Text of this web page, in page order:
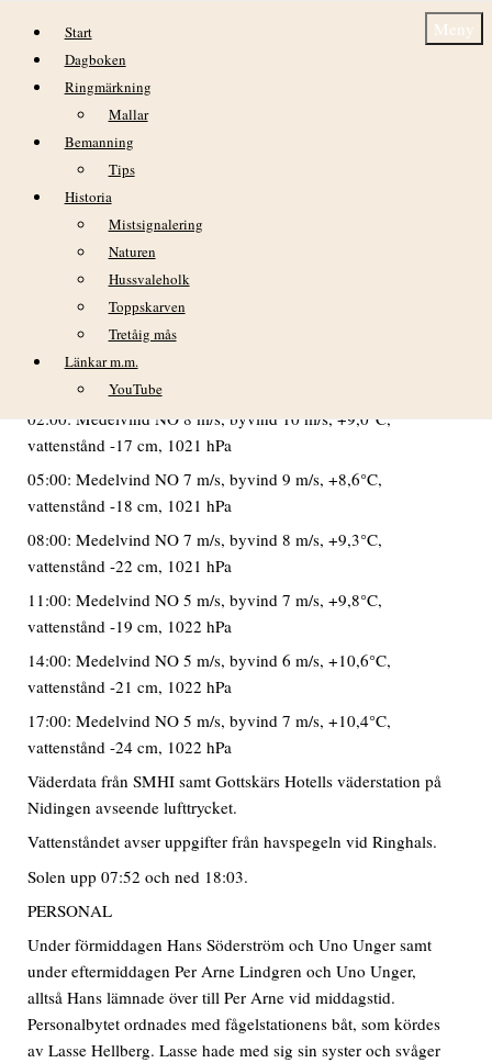
Hoppa till innehåll Meny
Start
Dagboken
Ringmärkning
Mallar
Bemanning
Tips
Historia
Mistsignalering
Naturen
Hussvaleholk
Toppskarven
Tretåig mås
Länkar m.m.
YouTube
lördag 17 oktober
DAGBOK NIDINGENS FÅGELSTATION – 2015
Efter en helmulen natt följde en mulen och gråtrist dag.
Måttlig till ganska dålig sikt och kusten innanför Nidingen
kunde tidvis knappt skönjas.
02:00: Medelvind NO 8 m/s, byvind 10 m/s, +9,0°C,
vattenstånd -17 cm, 1021 hPa
05:00: Medelvind NO 7 m/s, byvind 9 m/s, +8,6°C,
vattenstånd -18 cm, 1021 hPa
08:00: Medelvind NO 7 m/s, byvind 8 m/s, +9,3°C,
vattenstånd -22 cm, 1021 hPa
11:00: Medelvind NO 5 m/s, byvind 7 m/s, +9,8°C,
vattenstånd -19 cm, 1022 hPa
14:00: Medelvind NO 5 m/s, byvind 6 m/s, +10,6°C,
vattenstånd -21 cm, 1022 hPa
17:00: Medelvind NO 5 m/s, byvind 7 m/s, +10,4°C,
vattenstånd -24 cm, 1022 hPa
Väderdata från SMHI samt Gottskärs Hotells väderstation på
Nidingen avseende lufttrycket.
Vattenståndet avser uppgifter från havspegeln vid Ringhals.
Solen upp 07:52 och ned 18:03.
PERSONAL
Under förmiddagen Hans Söderström och Uno Unger samt
under eftermiddagen Per Arne Lindgren och Uno Unger,
alltså Hans lämnade över till Per Arne vid middagstid.
Personalbytet ordnades med fågelstationens båt, som kördes
av Lasse Hellberg. Lasse hade med sig sin syster och svåger